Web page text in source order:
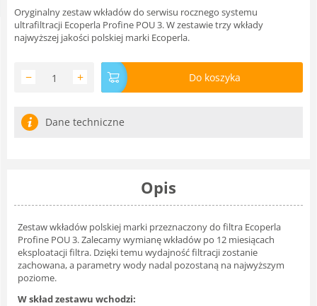
Oryginalny zestaw wkładów do serwisu rocznego systemu
ultrafiltracji Ecoperla Profine POU 3. W zestawie trzy wkłady
najwyższej jakości polskiej marki Ecoperla.
+
− Do koszyka
Dane techniczne
Opis
Zestaw wkładów polskiej marki przeznaczony do filtra Ecoperla
Profine POU 3. Zalecamy wymianę wkładów po 12 miesiącach
eksploatacji filtra. Dzięki temu wydajność filtracji zostanie
zachowana, a parametry wody nadal pozostaną na najwyższym
poziome.
W skład zestawu wchodzi: